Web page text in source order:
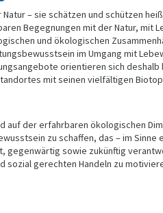
Natur – sie schätzen und schützen
Begegnungen mit der Natur, mit
und ökologischen
im Umgang mit
orientieren sich
mit seinen vielfältigen
auf der erfahrbaren ökologischen
zu schaffen, das – im Sinne
gegenwärtig sowie zukünftig
sozial gerechten Handeln zu